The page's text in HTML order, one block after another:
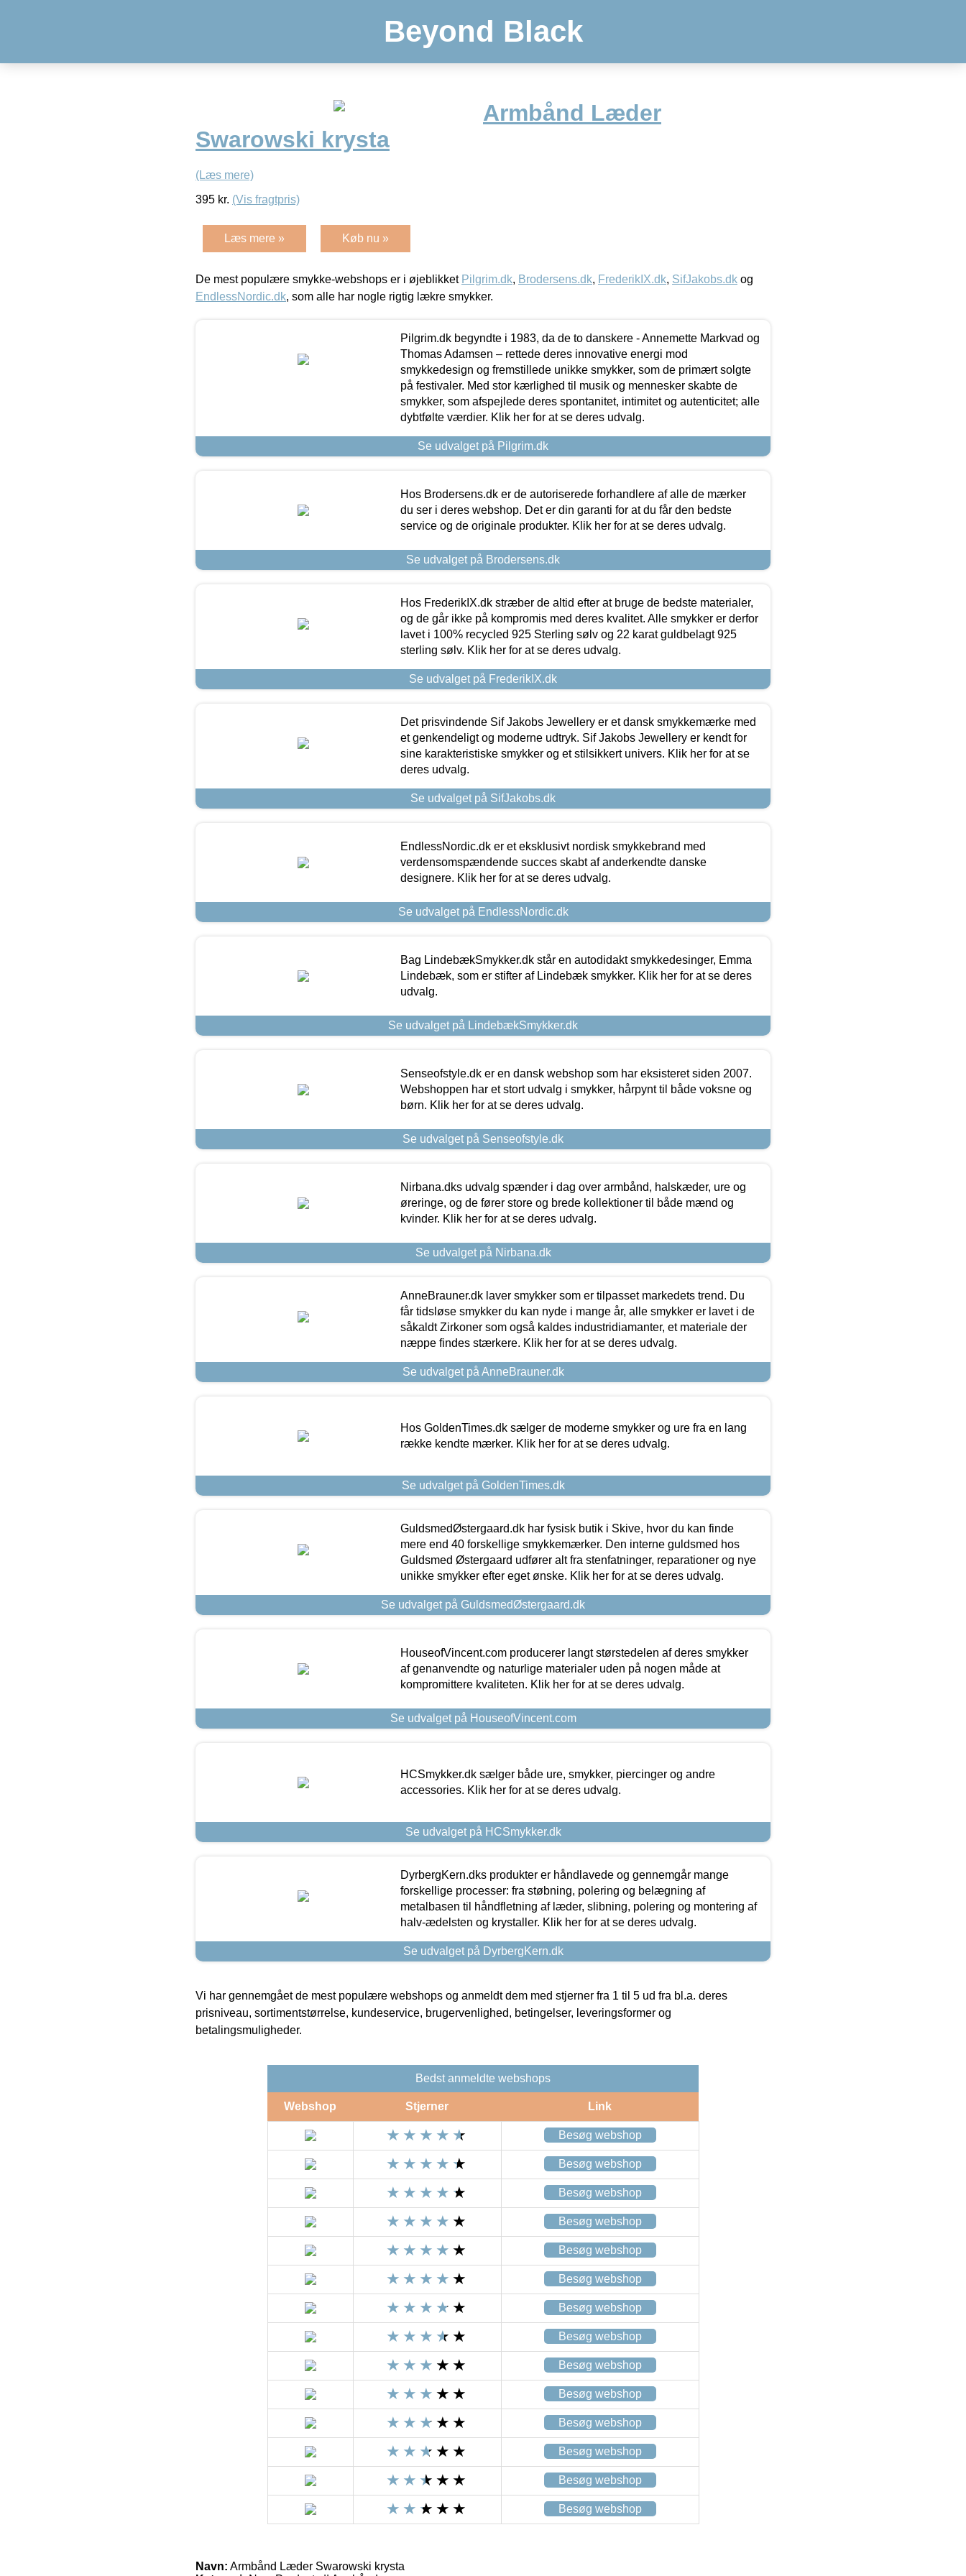
Beyond Black
Armbånd Læder
Swarowski krysta
(Læs mere)
395 kr. (Vis fragtpris)
Læs mere » Køb nu »
De mest populære smykke-webshops er i øjeblikket Pilgrim.dk, Brodersens.dk, FrederikIX.dk, SifJakobs.dk og
EndlessNordic.dk, som alle har nogle rigtig lækre smykker.
Pilgrim.dk begyndte i 1983, da de to danskere - Annemette Markvad og
Thomas Adamsen – rettede deres innovative energi mod
smykkedesign og fremstillede unikke smykker, som de primært solgte
på festivaler. Med stor kærlighed til musik og mennesker skabte de
smykker, som afspejlede deres spontanitet, intimitet og autenticitet; alle
dybtfølte værdier. Klik her for at se deres udvalg.
Se udvalget på Pilgrim.dk
Hos Brodersens.dk er de autoriserede forhandlere af alle de mærker
du ser i deres webshop. Det er din garanti for at du får den bedste
service og de originale produkter. Klik her for at se deres udvalg.
Se udvalget på Brodersens.dk
Hos FrederikIX.dk stræber de altid efter at bruge de bedste materialer,
og de går ikke på kompromis med deres kvalitet. Alle smykker er derfor
lavet i 100% recycled 925 Sterling sølv og 22 karat guldbelagt 925
sterling sølv. Klik her for at se deres udvalg.
Se udvalget på FrederikIX.dk
Det prisvindende Sif Jakobs Jewellery er et dansk smykkemærke med
et genkendeligt og moderne udtryk. Sif Jakobs Jewellery er kendt for
sine karakteristiske smykker og et stilsikkert univers. Klik her for at se
deres udvalg.
Se udvalget på SifJakobs.dk
EndlessNordic.dk er et eksklusivt nordisk smykkebrand med
verdensomspændende succes skabt af anderkendte danske
designere. Klik her for at se deres udvalg.
Se udvalget på EndlessNordic.dk
Bag LindebækSmykker.dk står en autodidakt smykkedesinger, Emma
Lindebæk, som er stifter af Lindebæk smykker. Klik her for at se deres
udvalg.
Se udvalget på LindebækSmykker.dk
Senseofstyle.dk er en dansk webshop som har eksisteret siden 2007.
Webshoppen har et stort udvalg i smykker, hårpynt til både voksne og
børn. Klik her for at se deres udvalg.
Se udvalget på Senseofstyle.dk
Nirbana.dks udvalg spænder i dag over armbånd, halskæder, ure og
øreringe, og de fører store og brede kollektioner til både mænd og
kvinder. Klik her for at se deres udvalg.
Se udvalget på Nirbana.dk
AnneBrauner.dk laver smykker som er tilpasset markedets trend. Du
får tidsløse smykker du kan nyde i mange år, alle smykker er lavet i de
såkaldt Zirkoner som også kaldes industridiamanter, et materiale der
næppe findes stærkere. Klik her for at se deres udvalg.
Se udvalget på AnneBrauner.dk
Hos GoldenTimes.dk sælger de moderne smykker og ure fra en lang
række kendte mærker. Klik her for at se deres udvalg.
Se udvalget på GoldenTimes.dk
GuldsmedØstergaard.dk har fysisk butik i Skive, hvor du kan finde
mere end 40 forskellige smykkemærker. Den interne guldsmed hos
Guldsmed Østergaard udfører alt fra stenfatninger, reparationer og nye
unikke smykker efter eget ønske. Klik her for at se deres udvalg.
Se udvalget på GuldsmedØstergaard.dk
HouseofVincent.com producerer langt størstedelen af deres smykker
af genanvendte og naturlige materialer uden på nogen måde at
kompromittere kvaliteten. Klik her for at se deres udvalg.
Se udvalget på HouseofVincent.com
HCSmykker.dk sælger både ure, smykker, piercinger og andre
accessories. Klik her for at se deres udvalg.
Se udvalget på HCSmykker.dk
DyrbergKern.dks produkter er håndlavede og gennemgår mange
forskellige processer: fra støbning, polering og belægning af
metalbasen til håndfletning af læder, slibning, polering og montering af
halv-ædelsten og krystaller. Klik her for at se deres udvalg.
Se udvalget på DyrbergKern.dk
Vi har gennemgået de mest populære webshops og anmeldt dem med stjerner fra 1 til 5 ud fra bl.a. deres
prisniveau, sortimentstørrelse, kundeservice, brugervenlighed, betingelser, leveringsformer og
betalingsmuligheder.
Bedst anmeldte webshops
Webshop Stjerner Link
Besøg webshop
Besøg webshop
Besøg webshop
Besøg webshop
Besøg webshop
Besøg webshop
Besøg webshop
Besøg webshop
Besøg webshop
Besøg webshop
Besøg webshop
Besøg webshop
Besøg webshop
Besøg webshop
Navn: Armbånd Læder Swarowski krysta